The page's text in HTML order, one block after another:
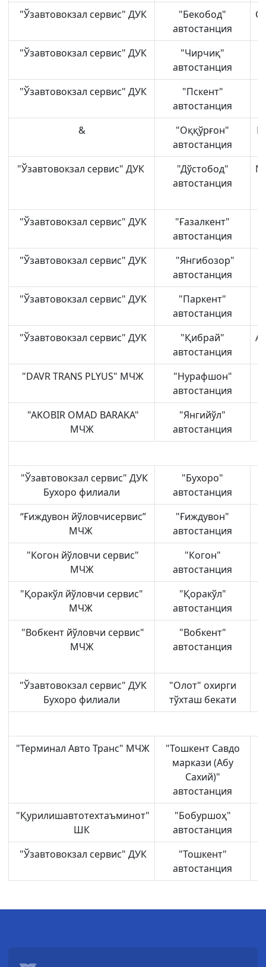
"Ўзавтовокзал сервис" ДУК
"Бекобод"
автостанция
"Ўзавтовокзал сервис" ДУК
"Чирчиқ"
автостанция
"Ўзавтовокзал сервис" ДУК
"Пскент"
автостанция
&
"Оққўрғон"
автостанция
"Ўзавтовокзал сервис" ДУК
"Дўстобод"
автостанция
"Ўзавтовокзал сервис" ДУК
"Ғазалкент"
автостанция
"Ўзавтовокзал сервис" ДУК
"Янгибозор"
автостанция
"Ўзавтовокзал сервис" ДУК
"Паркент"
автостанция
"Ўзавтовокзал сервис" ДУК
"Қибрай"
автостанция
"DAVR TRANS PLYUS" МЧЖ
"Нурафшон"
автостанция
"AKOBIR OMAD BARAKA"
МЧЖ
"Янгийўл"
автостанция
"Ўзавтовокзал сервис" ДУК
Бухоро филиали
"Бухоро"
автостанция
“Ғиждувон йўловчисервис”
МЧЖ
"Ғиждувон"
автостанция
"Когон йўловчи сервис"
МЧЖ
"Когон"
автостанция
"Қоракўл йўловчи сервис"
МЧЖ
"Қоракўл"
автостанция
"Вобкент йўловчи сервис"
МЧЖ
"Вобкент"
автостанция
"Ўзавтовокзал сервис" ДУК
Бухоро филиали
"Олот" охирги
тўхташ бекати
"Терминал Авто Транс" МЧЖ
"Тошкент Савдо
маркази (Абу
Сахий)"
автостанция
"Қурилишавтотехтаъминот"
ШК
"Бобуршоҳ"
автостанция
"Ўзавтовокзал сервис" ДУК
"Тошкент"
автостанция